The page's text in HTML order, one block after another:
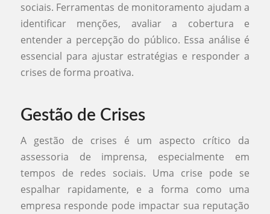
sociais. Ferramentas de monitoramento ajudam a
identificar menções, avaliar a cobertura e
entender a percepção do público. Essa análise é
essencial para ajustar estratégias e responder a
crises de forma proativa.
Gestão de Crises
A gestão de crises é um aspecto crítico da
assessoria de imprensa, especialmente em
tempos de redes sociais. Uma crise pode se
espalhar rapidamente, e a forma como uma
empresa responde pode impactar sua reputação